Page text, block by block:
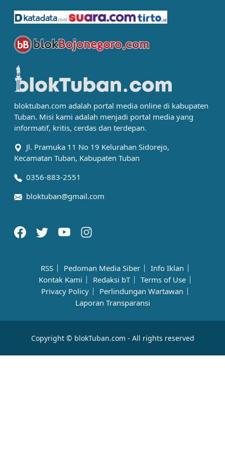
bloktuban.com adalah portal media online di kabupaten
Tuban. Misi kami adalah menjadi portal media yang
informatif, kritis, cerdas dan terdepan.
Jl. Pramuka 11 No 19 Kelurahan Sidorejo,
Kecamatan Tuban, Kabupaten Tuban
0356-883-2551
bloktuban@gmail.com
RSS Pedoman Media Siber
Info Iklan
Kontak Kami
Redaksi bT
Terms of Use
Privacy Policy
Perlindungan Wartawan
Laporan Transparansi
Copyright © blokTuban.com - All rights reserved